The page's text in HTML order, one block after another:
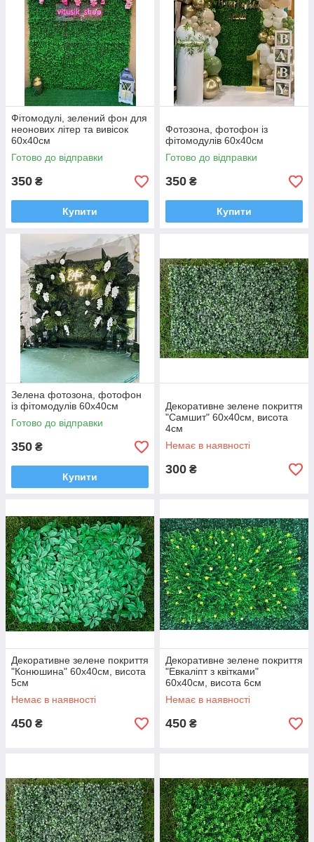
Фітомодулі, зелений фон для
неонових літер та вивісок
60х40см
Готово до відправки
350 ₴
Купити
Фотозона, фотофон із
фітомодулів 60х40см
Готово до відправки
350 ₴
Купити
Зелена фотозона, фотофон
із фітомодулів 60х40см
Готово до відправки
350 ₴
Купити
Декоративне зелене покриття
"Самшит" 60x40см, висота
4см
Немає в наявності
300 ₴
Декоративне зелене покриття
"Конюшина" 60x40см, висота
5см
Немає в наявності
450 ₴
Декоративне зелене покриття
"Евкаліпт з квітками"
60x40см, висота 6см
Немає в наявності
450 ₴